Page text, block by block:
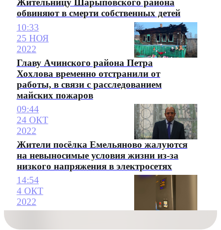
Жительницу Шарыповского района
обвиняют в смерти собственных детей
10:33
25 НОЯ
2022
Главу Ачинского района Петра
Хохлова временно отстранили от
работы, в связи с расследованием
майских пожаров
09:44
24 ОКТ
2022
Жители посёлка Емельяново жалуются
на невыносимые условия жизни из-за
низкого напряжения в электросетях
14:54
4 ОКТ
2022